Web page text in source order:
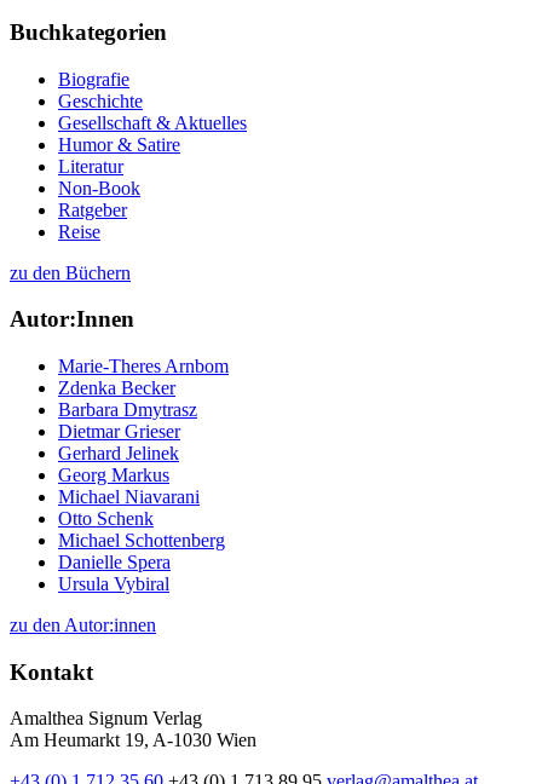
Buchkategorien
Biografie
Geschichte
Gesellschaft & Aktuelles
Humor & Satire
Literatur
Non-Book
Ratgeber
Reise
zu den Büchern
Autor:Innen
Marie-Theres Arnbom
Zdenka Becker
Barbara Dmytrasz
Dietmar Grieser
Gerhard Jelinek
Georg Markus
Michael Niavarani
Otto Schenk
Michael Schottenberg
Danielle Spera
Ursula Vybiral
zu den Autor:innen
Kontakt
Amalthea Signum Verlag
Am Heumarkt 19, A-1030 Wien